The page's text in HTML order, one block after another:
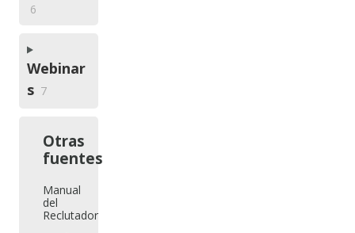
6
Webinar
s 7
Otras
fuentes
Manual
del
Reclutador